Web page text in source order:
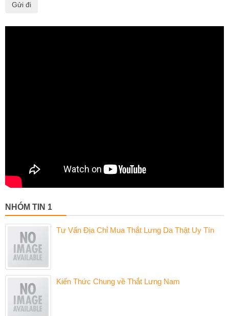
NHÓM TIN 1
Tư Vấn Địa Chỉ Mua Thắt Lưng Da Thật Uy Tín
Kiến Thức Chung về Thắt Lưng Nam